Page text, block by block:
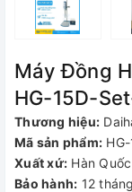
Máy Đồng
HG-15D-
Thương hiệu:
Mã sản phẩm:
Xuất xứ: Hàn Quốc
Bảo hành: 12 tháng